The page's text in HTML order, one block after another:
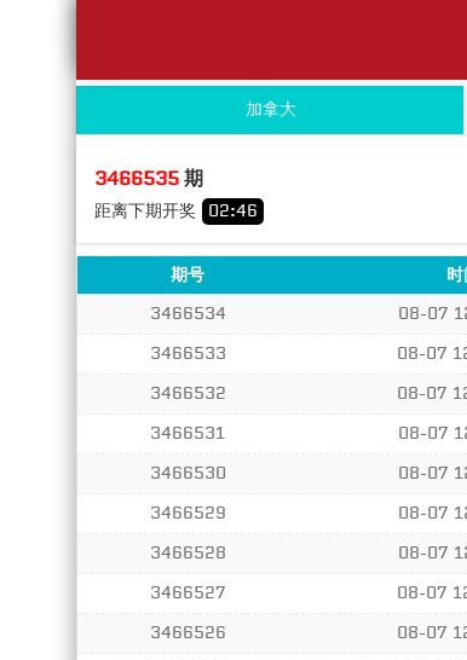
加拿大
3466535期
距离下期开奖 02:46
期号
3466534
08-07
3466533 08-07
3466532 08-07
3466531 08-07
3466530 08-07
3466529 08-07
3466528 08-07
3466527 08-07
3466526 08-07